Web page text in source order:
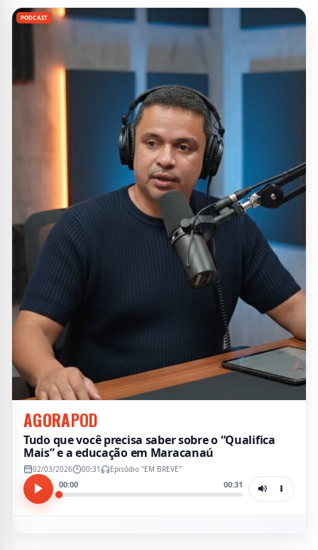
PODCAST
AGORAPOD
Tudo que você precisa saber sobre o “Qualifica
Mais” e a educação em Maracanaú
02/03/2026 00:31 Episódio "EM BREVE"
00:00 00:31